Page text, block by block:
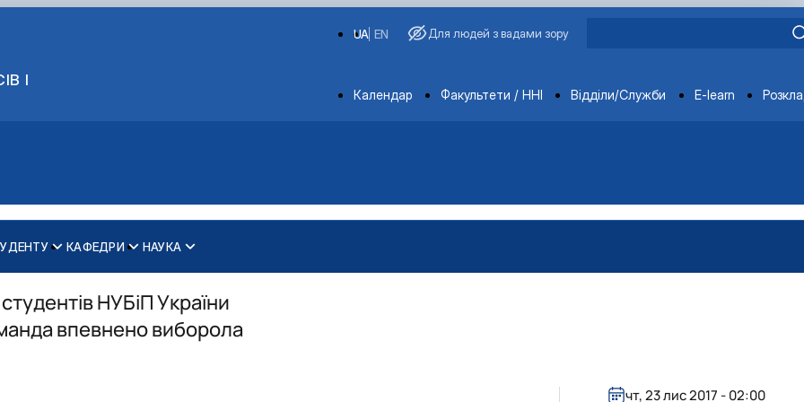
І
EN
UA Для людей з вадами зору
Departments
Календар Факультети / ННІ Відділи/Служби E-learn
дисципліни для магістрів
Бакалаври
КАФЕДРИ
ім. акад. П.М. Василенка
НАУКА
рік
НУБіП України
впевнено виборола
чт, 23 лис 2017 - 02:00